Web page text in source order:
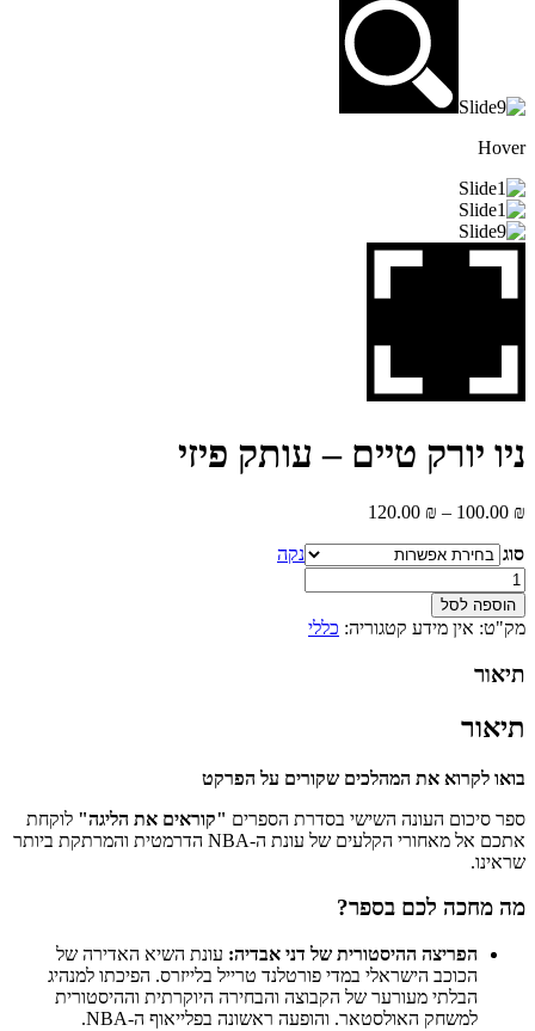
Hover
ניו יורק טיים – עותק פיזי
100.00 ₪
–
120.00 ₪
עד
סוג
נקה
כמות
של
ניו
יורק
-
פיזי
הוספה לסל
מק"ט: אין מידע קטגוריה: כללי
תיאור
תיאור
בואו לקרוא את המהלכים שקורים על הפרקט
ספר סיכום העונה השישי בסדרת הספרים "קוראים את הליגה" לוקחת
אתכם אל מאחורי הקלעים של עונת ה-NBA הדרמטית והמרתקת ביותר
שראינו.
מה מחכה לכם בספר?
הפריצה ההיסטורית של דני אבדיה: עונת השיא האדירה של
הכוכב הישראלי במדי פורטלנד טרייל בלייזרס. הפיכתו למנהיג
הבלתי מעורער של הקבוצה והבחירה היוקרתית וההיסטורית
למשחק האולסטאר. והופעה ראשונה בפלייאוף ה-NBA.